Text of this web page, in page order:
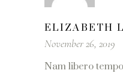
ELIZABETH
November 26, 2019
Nam libero